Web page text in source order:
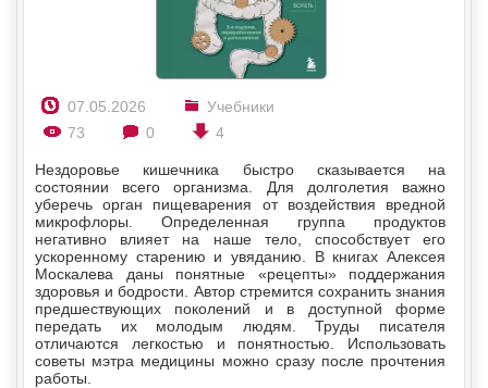
07.05.2026
Учебники
73
0 4
Нездоровье кишечника быстро сказывается на
состоянии всего организма. Для долголетия важно
уберечь орган пищеварения от воздействия вредной
микрофлоры. Определенная группа продуктов
негативно влияет на наше тело, способствует его
ускоренному старению и увяданию. В книгах Алексея
Москалева даны понятные «рецепты» поддержания
здоровья и бодрости. Автор стремится сохранить знания
предшествующих поколений и в доступной форме
передать их молодым людям. Труды писателя
отличаются легкостью и понятностью. Использовать
советы мэтра медицины можно сразу после прочтения
работы.